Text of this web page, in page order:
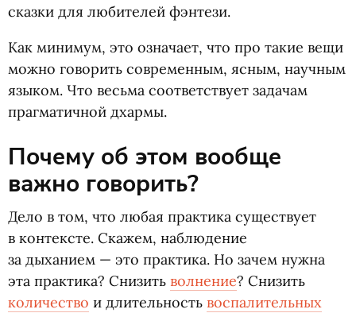
сказки для любителей фэнтези.
Как минимум, это означает, что про такие вещи
можно говорить современным, ясным, научным
языком. Что весьма соответствует задачам
прагматичной дхармы.
Почему об этом вообще
важно говорить?
Дело в том, что любая практика существует
в контексте. Скажем, наблюдение
за дыханием — это практика. Но зачем нужна
эта практика? Снизить волнение? Снизить
количество и длительность воспалительных